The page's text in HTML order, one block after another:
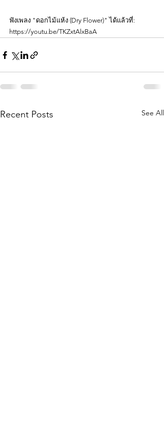
ฟังเพลง "ดอกไม้แห้ง (Dry Flower)" ได้แล้วที่:
https://youtu.be/TKZxtAlxBaA
Recent Posts See All